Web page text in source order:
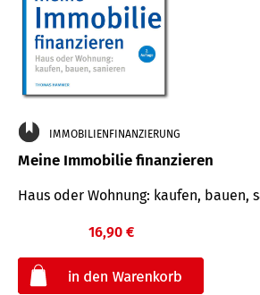
IMMOBILIENFINANZIERUNG
Meine Immobilie finanzieren
Haus oder Wohnung: kaufen, bauen,
16,90 €